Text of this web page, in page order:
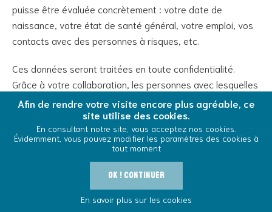
Cool And Safe
puisse être évaluée concrètement : votre date de
naissance, votre état de santé général, votre emploi, vos
contacts avec des personnes à risques, etc.
Ces données seront traitées en toute confidentialité.
Grâce à votre collaboration, les personnes avec lesquelles
vous aurez eu des contacts seront averties à temps et
pourront, si nécessaire, suivre leurs éventuels
symptômes..
Que deviennent mes données ?
vous avez été en contact, sont récoltées et traitées dans
Afin de rendre votre visite encore plus agréable, ce
site utilise des cookies.
En consultant notre site, vous acceptez nos cookies.
Évidemment, vous pouvez modifier les paramètres des cookies à
tout moment
OK ! Continuer
En savoir plus sur les cookies